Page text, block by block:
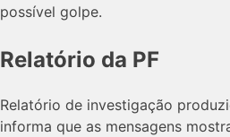
possível golpe.
Relatório da PF
Relatório de investigação
informa que as mensagens